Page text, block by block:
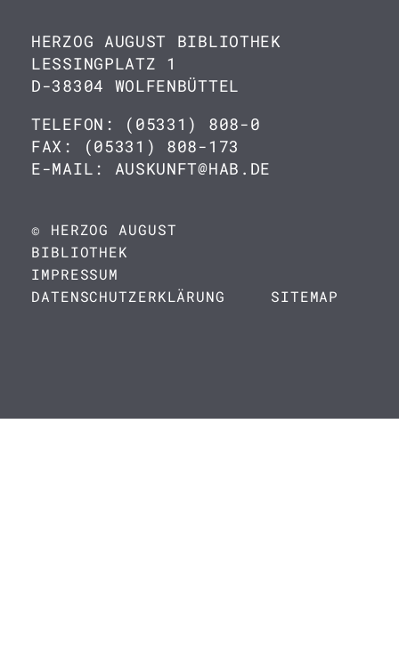
HERZOG AUGUST BIBLIOTHEK
LESSINGPLATZ 1
D-38304 WOLFENBÜTTEL
TELEFON: (05331) 808-0
FAX: (05331) 808-173
E-MAIL: AUSKUNFT@HAB.DE
© HERZOG AUGUST
BIBLIOTHEK
IMPRESSUM
DATENSCHUTZERKLÄRUNG
SITEMAP